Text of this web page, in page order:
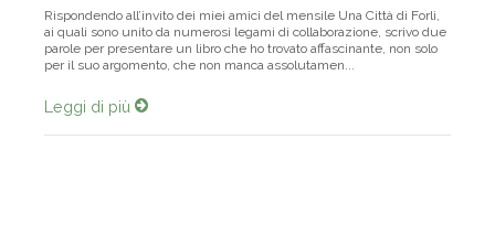
Rispondendo all’invito dei miei amici del mensile Una Città di Forlì,
ai quali sono unito da numerosi legami di collaborazione, scrivo due
parole per presentare un libro che ho trovato affascinante, non solo
per il suo argomento, che non manca assolutamen...
Leggi di più